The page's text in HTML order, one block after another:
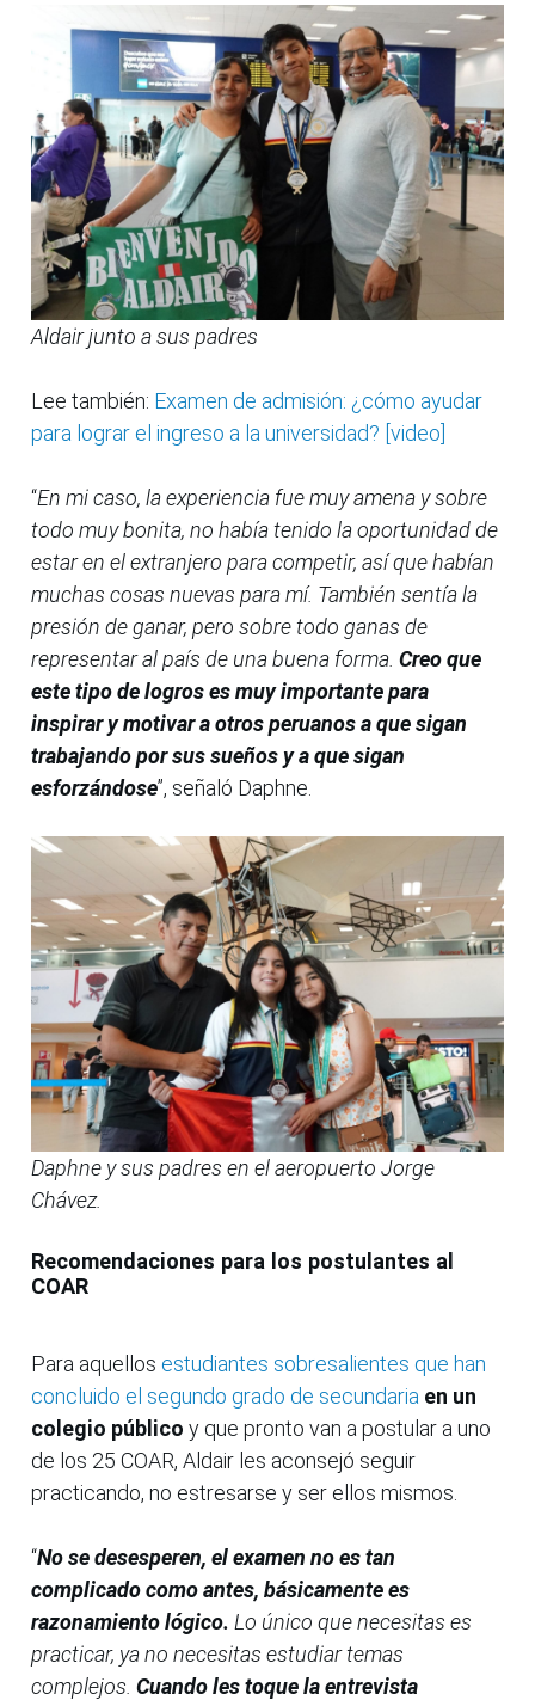
Aldair junto a sus padres
Lee también: Examen de admisión: ¿cómo ayudar
para lograr el ingreso a la universidad? [video]
“En mi caso, la experiencia fue muy amena y sobre
todo muy bonita, no había tenido la oportunidad de
estar en el extranjero para competir, así que habían
muchas cosas nuevas para mí. También sentía la
presión de ganar, pero sobre todo ganas de
representar al país de una buena forma. Creo que
este tipo de logros es muy importante para
inspirar y motivar a otros peruanos a que sigan
trabajando por sus sueños y a que sigan
esforzándose”, señaló Daphne.
Daphne y sus padres en el aeropuerto Jorge
Chávez.
Recomendaciones para los postulantes al
COAR
Para aquellos estudiantes sobresalientes que han
concluido el segundo grado de secundaria en un
colegio público y que pronto van a postular a uno
de los 25 COAR, Aldair les aconsejó seguir
practicando, no estresarse y ser ellos mismos.
“No se desesperen, el examen no es tan
complicado como antes, básicamente es
razonamiento lógico. Lo único que necesitas es
practicar, ya no necesitas estudiar temas
complejos. Cuando les toque la entrevista